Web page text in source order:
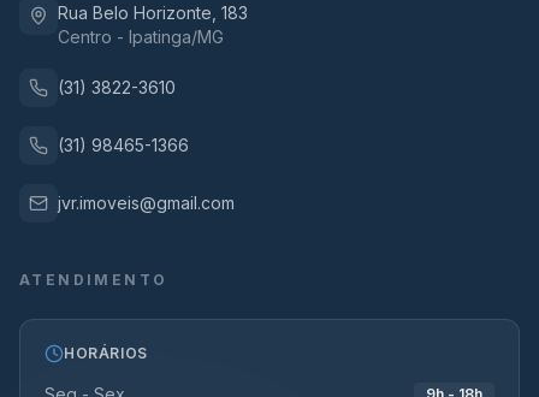
Rua Belo Horizonte, 183
Centro - Ipatinga/MG
(31) 3822-3610
(31) 98465-1366
jvr.imoveis@gmail.com
ATENDIMENTO
HORÁRIOS